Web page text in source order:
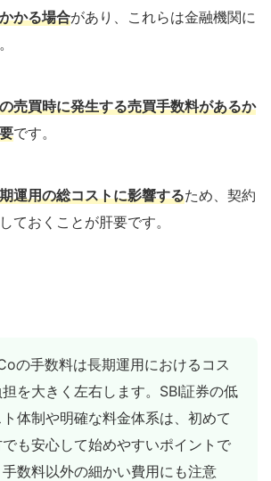
かる場合があり、これらは金融機関に
売買時に発生する売買手数料があるか
です。
運用の総コストに影響するため、契約
ておくことが肝要です。
の手数料は長期運用におけるコス
担を大きく左右します。SBI証券の低
ト体制や明確な料金体系は、初めて
も安心して始めやすいポイントで
数料以外の細かい費用にも注意